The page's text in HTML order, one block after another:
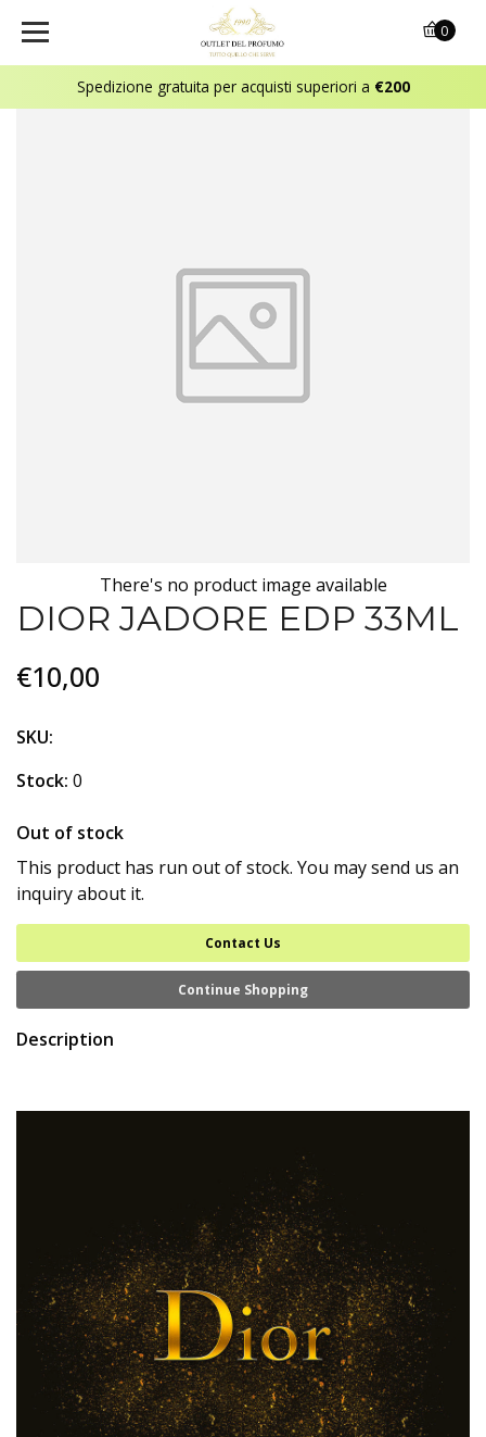
Spedizione gratuita per acquisti superiori a €200
0
There's no product image available
DIOR JADORE EDP 33ML
€10,00
SKU:
Stock: 0
Out of stock
This product has run out of stock. You may send us an
inquiry about it.
Contact Us
Continue Shopping
Description